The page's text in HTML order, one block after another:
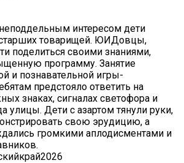
интересом дети
старших товарищей. ЮИДовцы,
поделиться своими знаниями,
программу. Занятие
и познавательной игры-
предстояло ответить на
знаках, сигналах светофора и
улицы. Дети с азартом тянули руки,
свою эрудицию, а
громкими аплодисментами и